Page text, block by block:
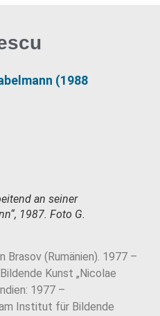
(1988
an seiner
1987. Foto G.
Brasov (Rumänien). 1977 –
Kunst „Nicolae
1977 –
Institut für Bildende